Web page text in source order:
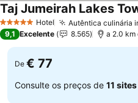
5 Estrelas Hotel Autêntica culinária
Taj Jumeirah Lakes
9,1 Excelente 8.565 a 2.0 km
De € 77
Consulte os preços de 11 sites